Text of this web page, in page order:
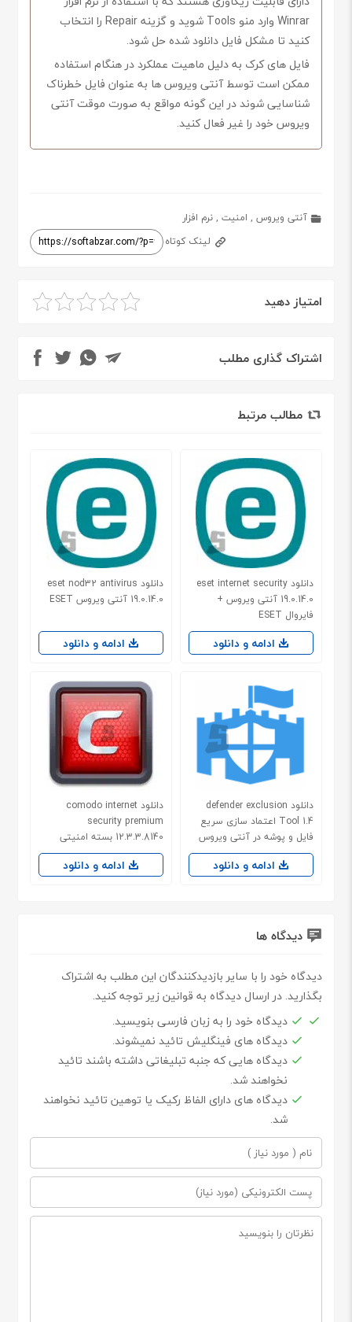
Winrar وارد منو Tools شوید و گزینه Repair را انتخاب
کنید تا مشکل فایل دانلود شده حل شود.
فایل های کرک به دلیل ماهیت عملکرد در هنگام استفاده
ممکن است توسط آنتی ویروس ها به عنوان فایل خطرناک
شناسایی شوند در این گونه مواقع به صورت موقت آنتی
ویروس خود را غیر فعال کنید.
آنتی ویروس , امنیت ,نرم افزار
لینک کوتاه
امتیاز دهید
اشتراک گذاری مطلب
مطالب مرتبط
دانلود eset internet security
19.0.14.0 آنتی ویروس +
فایروال ESET
ادامه و دانلود
دانلود eset nod32 antivirus
19.0.14.0 آنتی ویروس ESET
ادامه و دانلود
دانلود defender exclusion
Tool 1.4 اعتماد سازی سریع
فایل و پوشه در آنتی ویروس
ویندوز
ادامه و دانلود
دانلود comodo internet
security premium
12.3.3.8140 بسته امنیتی
ادامه و دانلود
دیدگاه ها
دیدگاه خود را با سایر بازدیدکنندگان این مطلب به اشتراک
بگذارید. در ارسال دیدگاه به قوانین زیر توجه کنید.
دیدگاه خود را به زبان فارسی بنویسید.
دیدگاه های فینگلیش تائید نمیشوند.
دیدگاه هایی که جنبه تبلیغاتی داشته باشند تائید
نخواهند شد.
دیدگاه های دارای الفاظ رکیک یا توهین تائید نخواهند
شد.